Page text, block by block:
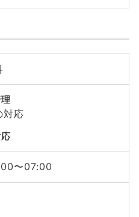
対応
〜07:00